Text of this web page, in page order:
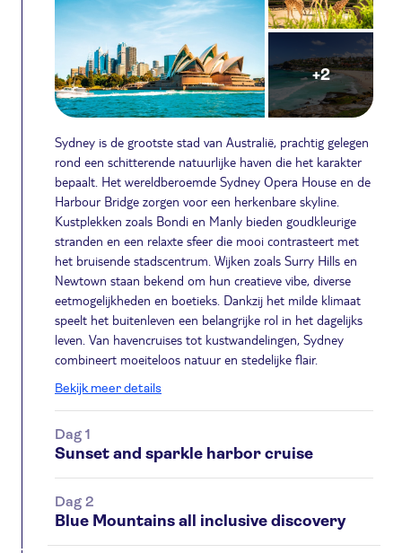
Sydney is de grootste stad van Australië, prachtig gelegen
rond een schitterende natuurlijke haven die het karakter
bepaalt. Het wereldberoemde Sydney Opera House en de
Harbour Bridge zorgen voor een herkenbare skyline.
Kustplekken zoals Bondi en Manly bieden goudkleurige
stranden en een relaxte sfeer die mooi contrasteert met
het bruisende stadscentrum. Wijken zoals Surry Hills en
Newtown staan bekend om hun creatieve vibe, diverse
eetmogelijkheden en boetieks. Dankzij het milde klimaat
speelt het buitenleven een belangrijke rol in het dagelijks
leven. Van havencruises tot kustwandelingen, Sydney
combineert moeiteloos natuur en stedelijke flair.
Bekijk meer details
+2
Dag 1
Sunset and sparkle harbor cruise
Dag 2
Blue Mountains all inclusive discovery